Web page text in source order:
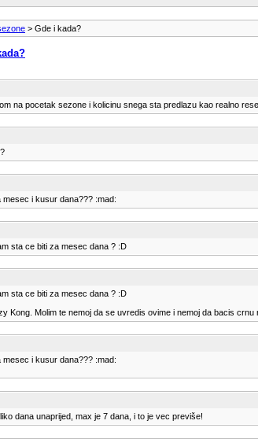
> Gde i kada?
na pocetak sezone i kolicinu snega sta predlazu kao realno
i kusur dana??? :mad:
sta ce biti za mesec dana ? :D
sta ce biti za mesec dana ? :D
Kong. Molim te nemoj da se uvredis ovime i nemoj da bacis crnu
i kusur dana??? :mad:
dana unaprijed, max je 7 dana, i to je vec previše!